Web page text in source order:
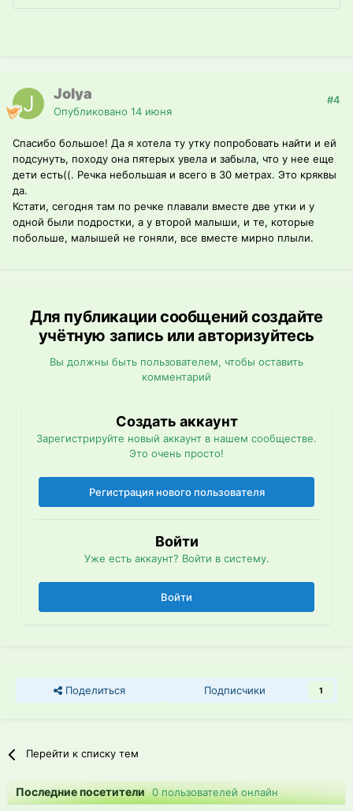
Jolya
Опубликовано 14 июня
#4
Спасибо большое! Да я хотела ту утку попробовать найти и ей
подсунуть, походу она пятерых увела и забыла, что у нее еще
дети есть((. Речка небольшая и всего в 30 метрах. Это кряквы
да.
Кстати, сегодня там по речке плавали вместе две утки и у
одной были подростки, а у второй малыши, и те, которые
побольше, малышей не гоняли, все вместе мирно плыли.
Для публикации сообщений создайте
учётную запись или авторизуйтесь
Вы должны быть пользователем, чтобы оставить
комментарий
Создать аккаунт
Зарегистрируйте новый аккаунт в нашем сообществе.
Это очень просто!
Регистрация нового пользователя
Войти
Уже есть аккаунт? Войти в систему.
Войти
Поделиться Подписчики 1
Перейти к списку тем
Последние посетители0 пользователей онлайн